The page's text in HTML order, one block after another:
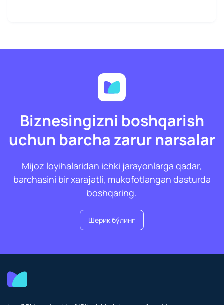
Biznesingizni boshqarish
uchun barcha zarur narsalar
Mijoz loyihalaridan ichki jarayonlarga qadar,
barchasini bir xarajatli, mukofotlangan dasturda
boshqaring.
Шерик бўлинг